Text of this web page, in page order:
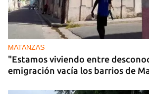
MATANZAS
"Estamos viviendo entre
emigración vacía los barrios de